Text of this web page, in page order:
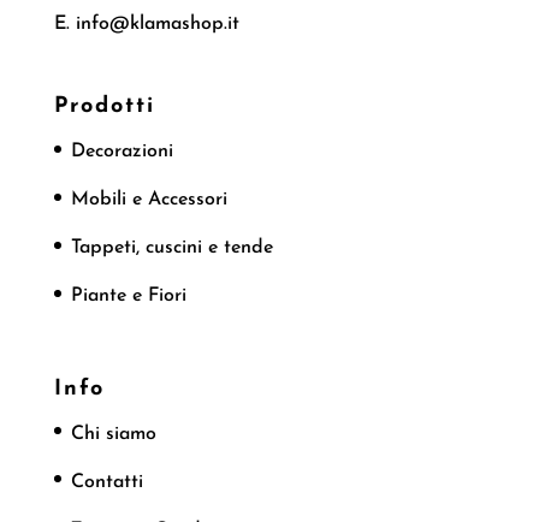
E. info@klamashop.it
Prodotti
Decorazioni
Mobili e Accessori
Tappeti, cuscini e tende
Piante e Fiori
Info
Chi siamo
Contatti